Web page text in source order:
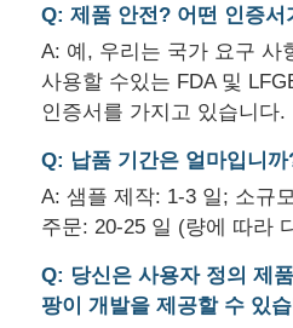
Q: 제품 안전? 어떤 인증서
A: 예, 우리는 국가 요구 사
사용할 수있는 FDA 및
인증서를 가지고 있습니다.
Q: 납품 기간은 얼마입니까
A: 샘플 제작: 1-3 일; 소규
주문: 20-25 일 (량에 따라
Q: 당신은 사용자 정의 제
팡이 개발을 제공할 수 있